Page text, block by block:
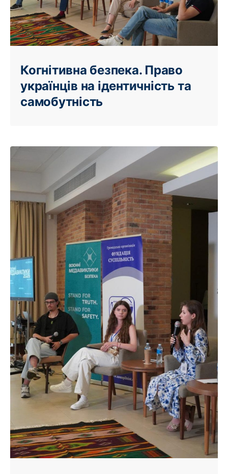
Когнітивна безпека. Право
українців на ідентичність та
самобутність